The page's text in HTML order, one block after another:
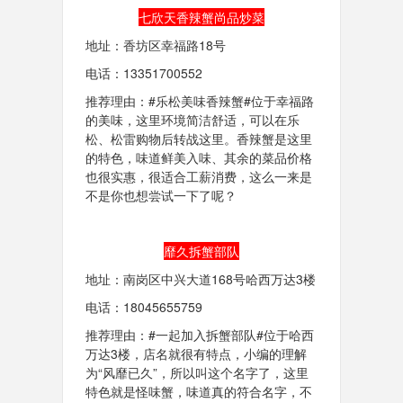
七欣天香辣蟹尚品炒菜
地址：香坊区幸福路18号
电话：13351700552
推荐理由：#乐松美味香辣蟹#位于幸福路
的美味，这里环境简洁舒适，可以在乐
松、松雷购物后转战这里。香辣蟹是这里
的特色，味道鲜美入味、其余的菜品价格
也很实惠，很适合工薪消费，这么一来是
不是你也想尝试一下了呢？
靡久拆蟹部队
地址：南岗区中兴大道168号哈西万达3楼
电话：18045655759
推荐理由：#一起加入拆蟹部队#位于哈西
万达3楼，店名就很有特点，小编的理解
为“风靡已久”，所以叫这个名字了，这里
特色就是怪味蟹，味道真的符合名字，不